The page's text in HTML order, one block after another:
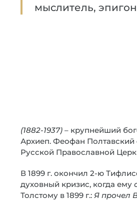
мыслитель,
(1882-1937) – крупнейший
Архиеп. Феофан
Русской Православной
В 1899 г. окончил 2-ю
духовный кризис, когда ему
Толстому в 1899 г.: Я прочел